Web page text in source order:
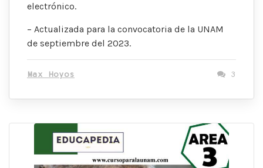
electrónico.
– Actualizada para la convocatoria de la UNAM
de septiembre del 2023.
Max Hoyos 3